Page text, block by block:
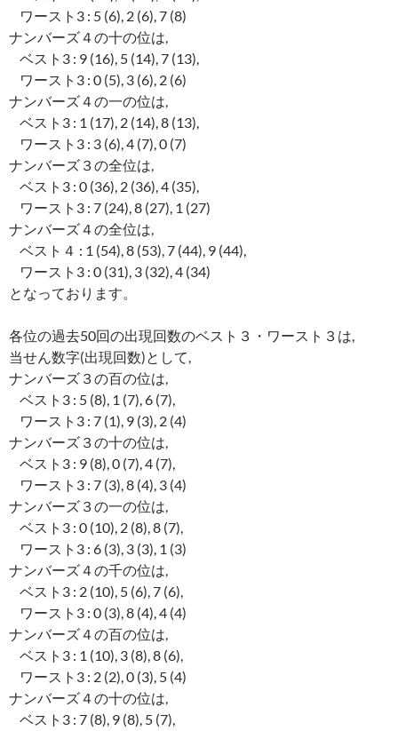
ワースト3 : 5 (6), 2 (6), 7 (8)
ナンバーズ４の十の位は,
ベスト3 : 9 (16), 5 (14), 7 (13),
ワースト3 : 0 (5), 3 (6), 2 (6)
ナンバーズ４の一の位は,
ベスト3 : 1 (17), 2 (14), 8 (13),
ワースト3 : 3 (6), 4 (7), 0 (7)
ナンバーズ３の全位は,
ベスト3 : 0 (36), 2 (36), 4 (35),
ワースト3 : 7 (24), 8 (27), 1 (27)
ナンバーズ４の全位は,
ベスト４ : 1 (54), 8 (53), 7 (44), 9 (44),
ワースト3 : 0 (31), 3 (32), 4 (34)
となっております。
各位の過去50回の出現回数のベスト３・ワースト３は,
当せん数字(出現回数)として,
ナンバーズ３の百の位は,
ベスト3 : 5 (8), 1 (7), 6 (7),
ワースト3 : 7 (1), 9 (3), 2 (4)
ナンバーズ３の十の位は,
ベスト3 : 9 (8), 0 (7), 4 (7),
ワースト3 : 7 (3), 8 (4), 3 (4)
ナンバーズ３の一の位は,
ベスト3 : 0 (10), 2 (8), 8 (7),
ワースト3 : 6 (3), 3 (3), 1 (3)
ナンバーズ４の千の位は,
ベスト3 : 2 (10), 5 (6), 7 (6),
ワースト3 : 0 (3), 8 (4), 4 (4)
ナンバーズ４の百の位は,
ベスト3 : 1 (10), 3 (8), 8 (6),
ワースト3 : 2 (2), 0 (3), 5 (4)
ナンバーズ４の十の位は,
ベスト3 : 7 (8), 9 (8), 5 (7),